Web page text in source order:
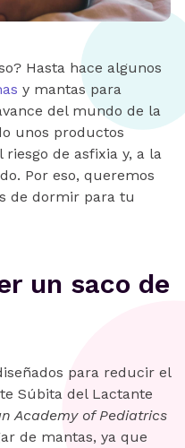
Hasta hace algunos
y mantas para
del mundo de la
unos productos
de asfixia y, a la
Por eso, queremos
de dormir para tu
un saco de
para reducir el
Súbita del Lactante
Academy of Pediatrics
de mantas, ya que